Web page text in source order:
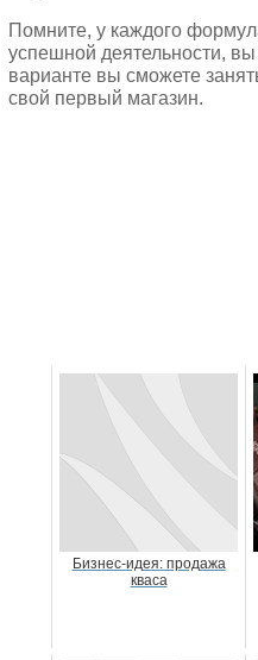
Помните, у каждого
успешной деятельности,
варианте вы сможете
свой первый магазин.
Бизнес-идея: продажа
кваса